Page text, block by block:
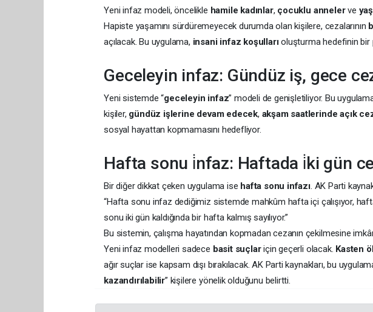
Yeni infaz modeli, öncelikle hamile kadınlar, çocuklu annelerve
Hapiste yaşamını sürdüremeyecek durumda olan kişilere, cezalarının
açılacak. Bu uygulama, insani infaz koşullarıoluşturma hedefinin bir
Geceleyin infaz: Gündüz iş, gece
Yeni sistemde “geceleyin infaz” modeli de genişletiliyor. Bu
kişiler, gündüz işlerine devam edecek, akşam saatlerinde açık
sosyal hayattan kopmamasını hedefliyor.
Hafta sonu i̇nfaz: Haftada i̇ki gün
Bir diğer dikkat çeken uygulama ise hafta sonu infazı. AK Parti
“Hafta sonu infaz dediğimiz sistemde mahkûm hafta içi çalışıyor,
sonu iki gün kaldığında bir hafta kalmış sayılıyor.”
Bu sistemin, çalışma hayatından kopmadan cezanın çekilmesine
Yeni infaz modelleri sadece basit suçlariçin geçerli olacak. Kasten
ağır suçlar ise kapsam dışı bırakılacak. AK Parti kaynakları, bu
kazandırılabilir” kişilere yönelik olduğunu belirtti.